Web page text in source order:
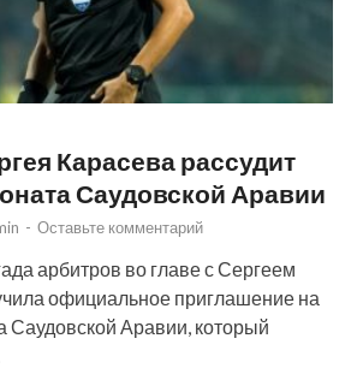
Карасева рассудит
Саудовской Аравии
- Оставьте комментарий
арбитров во главе с Сергеем
официальное приглашение на
Саудовской Аравии, который